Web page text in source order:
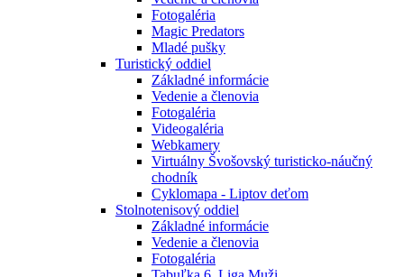
Fotogaléria
Magic Predators
Mladé pušky
Turistický oddiel
Základné informácie
Vedenie a členovia
Fotogaléria
Videogaléria
Webkamery
Virtuálny Švošovský turisticko-náučný
chodník
Cyklomapa - Liptov deťom
Stolnotenisový oddiel
Základné informácie
Vedenie a členovia
Fotogaléria